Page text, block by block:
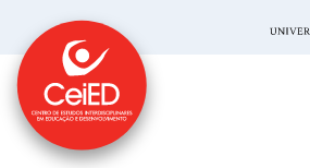
Saltar para o conteúdo principal